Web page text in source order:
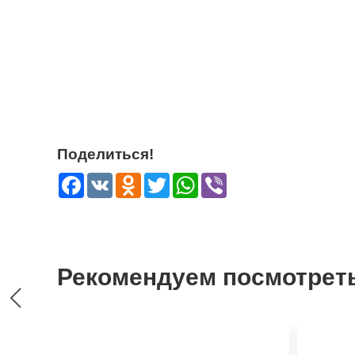
Поделиться!
Facebook
VK Odnoklassniki
TwitterWhatsApp
Рекомендуем